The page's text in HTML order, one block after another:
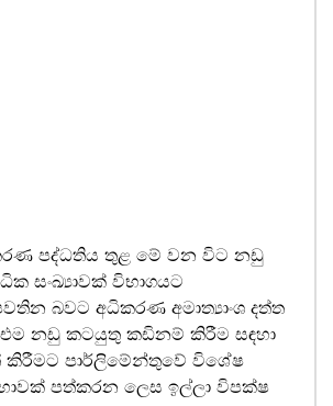
පද්ධතිය තුළ මේ වන විට නඩු
සංඛ්‍යාවක් විභාගයට
බවට අධිකරණ අමාත්‍යාංශ දත්ත
එම නඩු කටයුතු කඩිනම් කිරීම සඳහා
කිරීමට පාර්ලිමේන්තුවේ විශේෂ
පත්කරන ලෙස ඉල්ලා විපක්ෂ